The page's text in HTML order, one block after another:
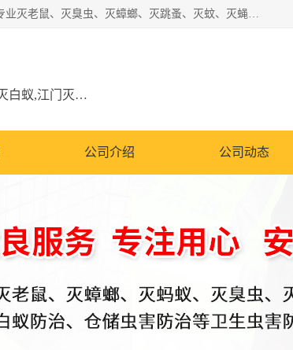
江门市瑞可环境科技有限公司是具有白蚁防治资质的大型专业除四害公司;专业灭老鼠、灭臭虫、灭蟑螂、灭跳蚤、灭蚊、灭蝇、灭白蚁、防蛇等各种害虫的防治。经过多年的努力，公司发展成为集PCO研究、生物制药、害虫防治于一体的专业杀虫灭鼠公司。
江门除四害公司,江门灭鼠电话,江门灭蟑螂,江门灭白蚁,江门灭鼠江门
公司介绍 公司动态